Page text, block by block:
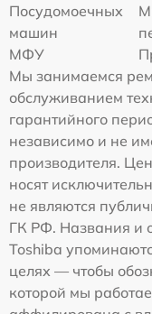
Посудомоечных
машин
МФУ
Мы занимаемся
обслуживанием
гарантийного
независимо и не
производителя.
носят
не являются
ГК РФ. Названия и
Toshiba
целях — чтобы
которой мы